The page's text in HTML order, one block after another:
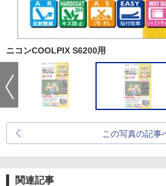
ニコンCOOLPIX S6200用
この写真の記事
関連記事